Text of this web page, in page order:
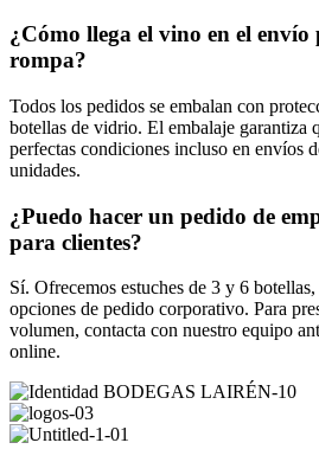
¿Cómo llega el vino en el envío
rompa?
Todos los pedidos se embalan con
botellas de vidrio. El embalaje garantiza
perfectas condiciones incluso en envíos
unidades.
¿Puedo hacer un pedido de
para clientes?
Sí. Ofrecemos estuches de 3 y 6
opciones de pedido corporativo. Para
volumen, contacta con nuestro equipo
online.